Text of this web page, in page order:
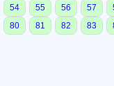
54
55 56 57
80
81 82 83